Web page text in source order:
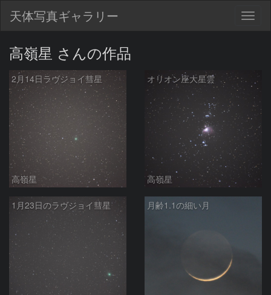
天体写真ギャラリー
高嶺星 さんの作品
2月14日ラヴジョイ彗星
高嶺星
オリオン座大星雲
高嶺星
1月23日のラヴジョイ彗星 月齢1.1の細い月